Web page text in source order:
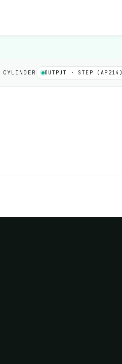
CYLINDER OUTPUT · STEP (AP214)